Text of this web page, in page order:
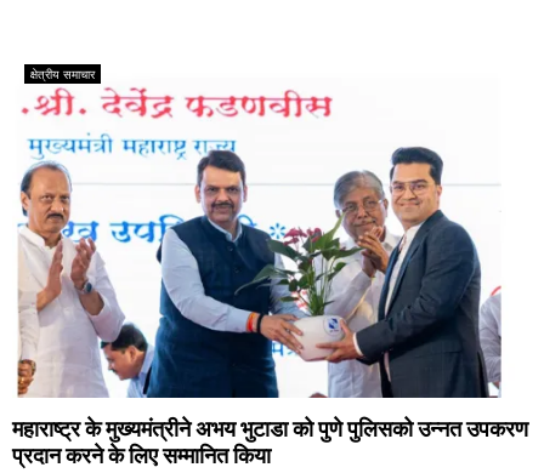
क्षेत्रीय समाचार
महाराष्ट्र के मुख्यमंत्रीने अभय भुटाडा को पुणे पुलिसको उन्नत उपकरण
प्रदान करने के लिए सम्मानित किया